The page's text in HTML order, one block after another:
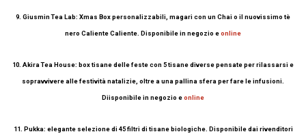
9. Giusmin Tea Lab: Xmas Box personalizzabili, magari con un Chai o il nuovissimo tè
nero Caliente Caliente. Disponibile in negozio eonline
10. Akira Tea House: box tisane delle feste con 5 tisane diverse pensate per rilassarsi e
sopravvivere alle festività natalizie, oltre a una pallina sfera per fare le infusioni.
Diisponibile in negozio eonline
11. Pukka: elegante selezione di 45 filtri di tisane biologiche. Disponibile dai rivenditori